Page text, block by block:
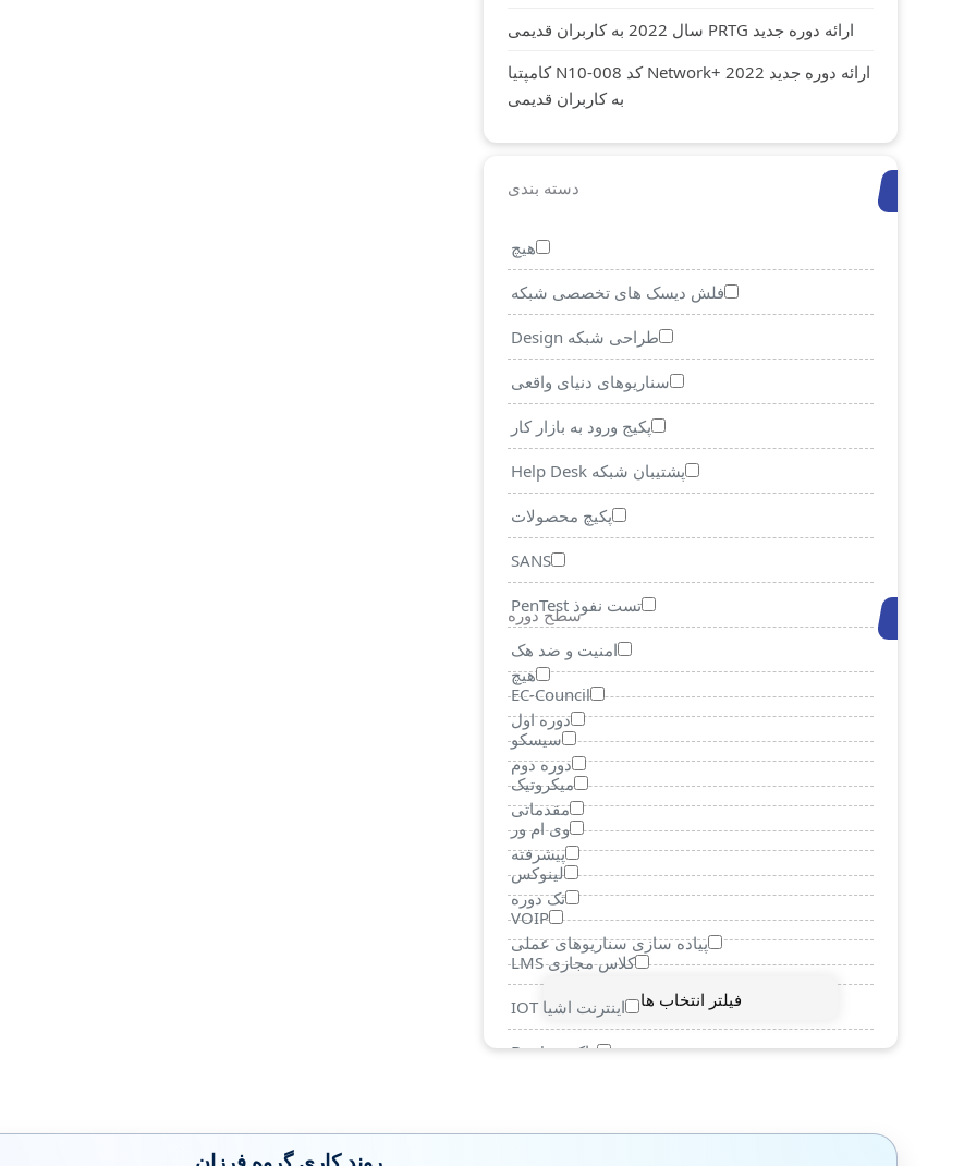
ارائه دوره جدید PRTG سال 2022 به کاربران قدیمی
ارائه دوره جدید Network+ 2022 کد N10-008 کامپتیا
به کاربران قدیمی
دسته بندی
هیچ
فلش دیسک های تخصصی شبکه
طراحی شبکه Design
سناریوهای دنیای واقعی
پکیج ورود به بازار کار
پشتیبان شبکه Help Desk
پکیچ محصولات
SANS
تست نفوذ PenTest
امنیت و ضد هک
EC-Council
سیسکو
میکروتیک
وی ام ور
لینوکس
VOIP
کلاس مجازی LMS
اینترنت اشیا IOT
داکر Docker
کامپتیا
سطح دوره
هیچ
دوره اول
دوره دوم
مقدماتی
پیشرفته
تک دوره
پیاده سازی سناریوهای عملی
فیلتر انتخاب ها